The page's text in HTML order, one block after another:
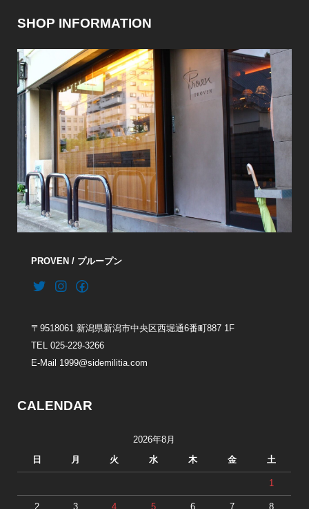
SHOP INFORMATION
PROVEN / プループン
〒9518061 新潟県新潟市中央区西堀通6番町887 1F
TEL 025-229-3266
E-Mail 1999@sidemilitia.com
CALENDAR
2026年8月
日 月 火 水 木 金 土
1
2 3 4 5 6 7 8